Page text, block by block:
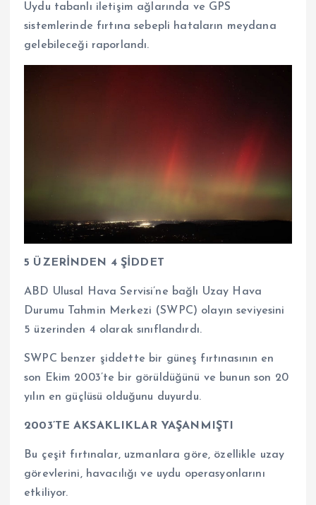
Uydu tabanlı iletişim ağlarında ve GPS
sistemlerinde fırtına sebepli hataların meydana
gelebileceği raporlandı.
5 ÜZERİNDEN 4 ŞİDDET
ABD Ulusal Hava Servisi’ne bağlı Uzay Hava
Durumu Tahmin Merkezi (SWPC) olayın seviyesini
5 üzerinden 4 olarak sınıflandırdı.
SWPC benzer şiddette bir güneş fırtınasının en
son Ekim 2003’te bir görüldüğünü ve bunun son 20
yılın en güçlüsü olduğunu duyurdu.
2003’TE AKSAKLIKLAR YAŞANMIŞTI
Bu çeşit fırtınalar, uzmanlara göre, özellikle uzay
görevlerini, havacılığı ve uydu operasyonlarını
etkiliyor.